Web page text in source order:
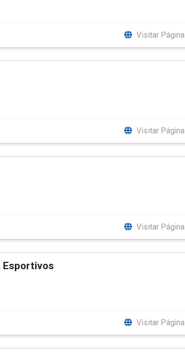
Visitar Página
Visitar Página
Visitar Página
Esportivos
Visitar Página